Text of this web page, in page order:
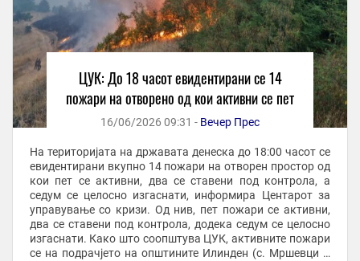
ЦУК: До 18 часот евидентирани се 14
пожари на отворено од кои активни се пет
16/06/2026 09:31 - Вечер Прес
На територијата на државата денеска до 18:00 часот се
евидентирани вкупно 14 пожари на отворен простор од
кои пет се активни, два се ставени под контрола, а
седум се целосно изгаснати, информира Центарот за
управување со кризи. Од нив, пет пожари се активни,
два се ставени под контрола, додека седум се целосно
изгаснати. Како што соопштува ЦУК, активните пожари
се на подрачјето на општините Илинден (с. Мршевци –